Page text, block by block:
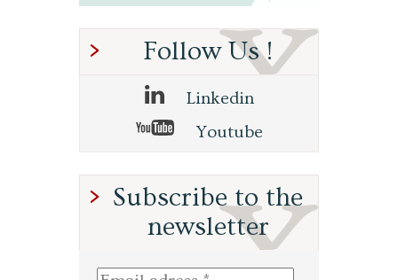
Follow Us !
Linkedin
Youtube
Subscribe to the
newsletter